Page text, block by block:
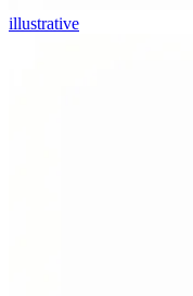
illustrative